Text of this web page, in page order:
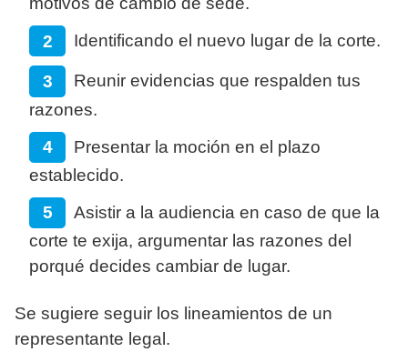
Identificando el nuevo lugar de la corte.
Reunir evidencias que respalden tus
razones.
Presentar la moción en el plazo
establecido.
Asistir a la audiencia en caso de que la
corte te exija, argumentar las razones del
porqué decides cambiar de lugar.
Se sugiere seguir los lineamientos de un
representante legal.